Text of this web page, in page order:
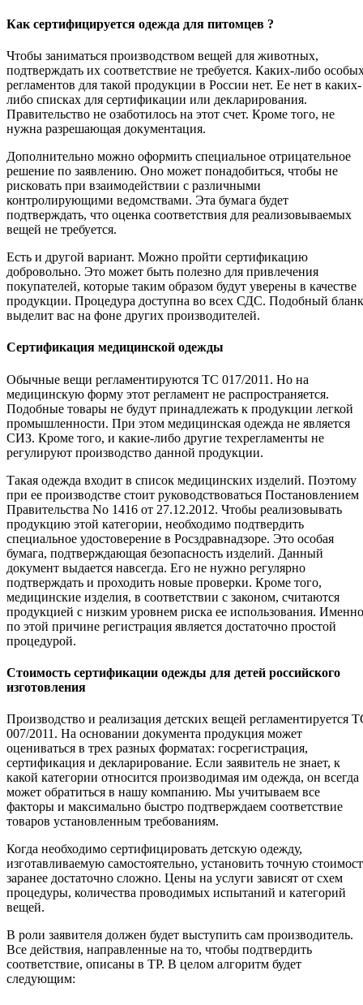
Как сертифицируется одежда для питомцев ?
Чтобы заниматься производством вещей для животных,
подтверждать их соответствие не требуется. Каких-либо
регламентов для такой продукции в России нет. Ее нет в каких-
либо списках для сертификации или декларирования.
Правительство не озаботилось на этот счет. Кроме того, не
нужна разрешающая документация.
Дополнительно можно оформить специальное отрицательное
решение по заявлению. Оно может понадобиться, чтобы не
рисковать при взаимодействии с различными
контролирующими ведомствами. Эта бумага будет
подтверждать, что оценка соответствия для реализовываемых
вещей не требуется.
Есть и другой вариант. Можно пройти сертификацию
добровольно. Это может быть полезно для привлечения
покупателей, которые таким образом будут уверены в качестве
продукции. Процедура доступна во всех СДС. Подобный бланк
выделит вас на фоне других производителей.
Сертификация медицинской одежды
Обычные вещи регламентируются ТС 017/2011. Но на
медицинскую форму этот регламент не распространяется.
Подобные товары не будут принадлежать к продукции легкой
промышленности. При этом медицинская одежда не является
СИЗ. Кроме того, и какие-либо другие техрегламенты не
регулируют производство данной продукции.
Такая одежда входит в список медицинских изделий. Поэтому
при ее производстве стоит руководствоваться Постановлением
Правительства No 1416 от 27.12.2012. Чтобы реализовывать
продукцию этой категории, необходимо подтвердить
специальное удостоверение в Росздравнадзоре. Это особая
бумага, подтверждающая безопасность изделий. Данный
документ выдается навсегда. Его не нужно регулярно
подтверждать и проходить новые проверки. Кроме того,
медицинские изделия, в соответствии с законом, считаются
продукцией с низким уровнем риска ее использования. Именно
по этой причине регистрация является достаточно простой
процедурой.
Стоимость сертификации одежды для детей российского
изготовления
Производство и реализация детских вещей регламентируется
007/2011. На основании документа продукция может
оцениваться в трех разных форматах: госрегистрация,
сертификация и декларирование. Если заявитель не знает, к
какой категории относится производимая им одежда, он всегда
может обратиться в нашу компанию. Мы учитываем все
факторы и максимально быстро подтверждаем соответствие
товаров установленным требованиям.
Когда необходимо сертифицировать детскую одежду,
изготавливаемую самостоятельно, установить точную
заранее достаточно сложно. Цены на услуги зависят от схем
процедуры, количества проводимых испытаний и категорий
вещей.
В роли заявителя должен будет выступить сам производитель.
Все действия, направленные на то, чтобы подтвердить
соответствие, описаны в ТР. В целом алгоритм будет
следующим: